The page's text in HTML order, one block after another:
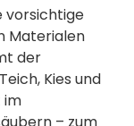
vorsichtige
Materialen
der
Kies und
im
– zum